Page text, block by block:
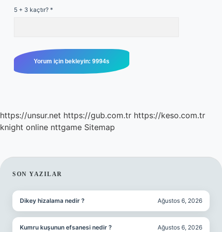
5 + 3 kaçtır? *
https://unsur.net https://gub.com.tr https://keso.com.tr
knight online nttgame Sitemap
SIDEBAR
SON YAZILAR
Dikey hizalama nedir ? Ağustos 6, 2026
Kumru kuşunun efsanesi nedir ? Ağustos 6, 2026